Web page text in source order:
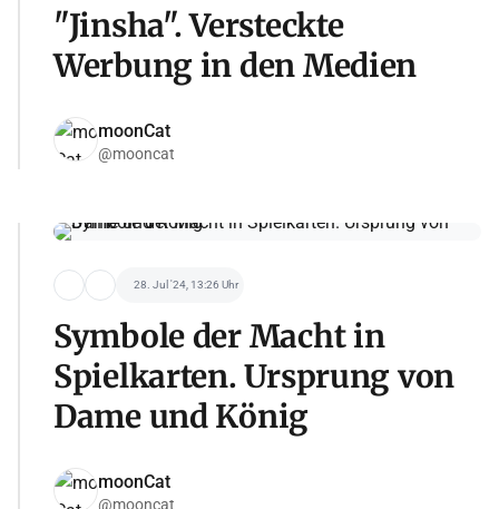
"Jinsha". Versteckte
Werbung in den Medien
moonCat
@mooncat
28. Jul '24, 13:26 Uhr
Symbole der Macht in
Spielkarten. Ursprung von
Dame und König
moonCat
@mooncat